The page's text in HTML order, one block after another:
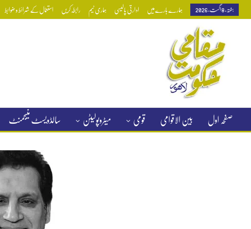
ہفتہ, 8 اگست, 2026 ہمارے بارے میں ادارتی پالیسی ہماری ٹیم رابطہ کریں استعمال کے شرائط و ضوابط
صفحہ اول بین الاقوامی قومی میٹروپولیٹن سالڈویسٹ منیجمنٹ